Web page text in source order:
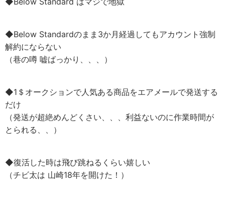
◆Below Standardのまま3か月経過してもアカウント強制
解約にならない
（巷の噂 嘘ばっかり、、、）
◆1＄オークションで人気ある商品をエアメールで発送する
だけ
（発送が超絶めんどくさい、、、利益ないのに作業時間が
とられる、、）
◆復活した時は飛び跳ねるくらい嬉しい
（チビ太は 山崎18年を開けた！）